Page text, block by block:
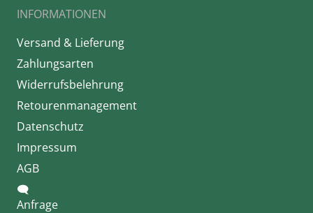
INFORMATIONEN
Versand & Lieferung
Zahlungsarten
Widerrufsbelehrung
Retourenmanagement
Datenschutz
Impressum
AGB
🗨
Anfrage